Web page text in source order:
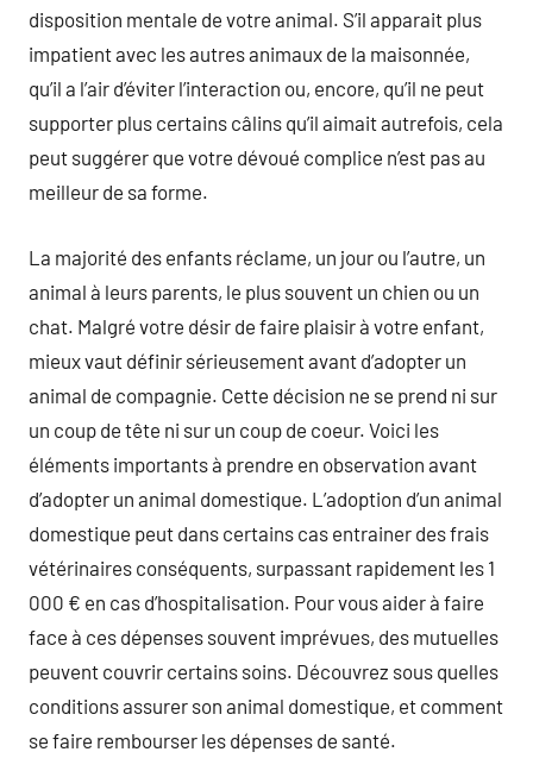
disposition mentale de votre animal. S’il apparait plus
impatient avec les autres animaux de la maisonnée,
qu’il a l’air d’éviter l’interaction ou, encore, qu’il ne peut
supporter plus certains câlins qu’il aimait autrefois, cela
peut suggérer que votre dévoué complice n’est pas au
meilleur de sa forme.
La majorité des enfants réclame, un jour ou l’autre, un
animal à leurs parents, le plus souvent un chien ou un
chat. Malgré votre désir de faire plaisir à votre enfant,
mieux vaut définir sérieusement avant d’adopter un
animal de compagnie. Cette décision ne se prend ni sur
un coup de tête ni sur un coup de coeur. Voici les
éléments importants à prendre en observation avant
d’adopter un animal domestique. L’adoption d’un animal
domestique peut dans certains cas entrainer des frais
vétérinaires conséquents, surpassant rapidement les 1
000 € en cas d’hospitalisation. Pour vous aider à faire
face à ces dépenses souvent imprévues, des mutuelles
peuvent couvrir certains soins. Découvrez sous quelles
conditions assurer son animal domestique, et comment
se faire rembourser les dépenses de santé.